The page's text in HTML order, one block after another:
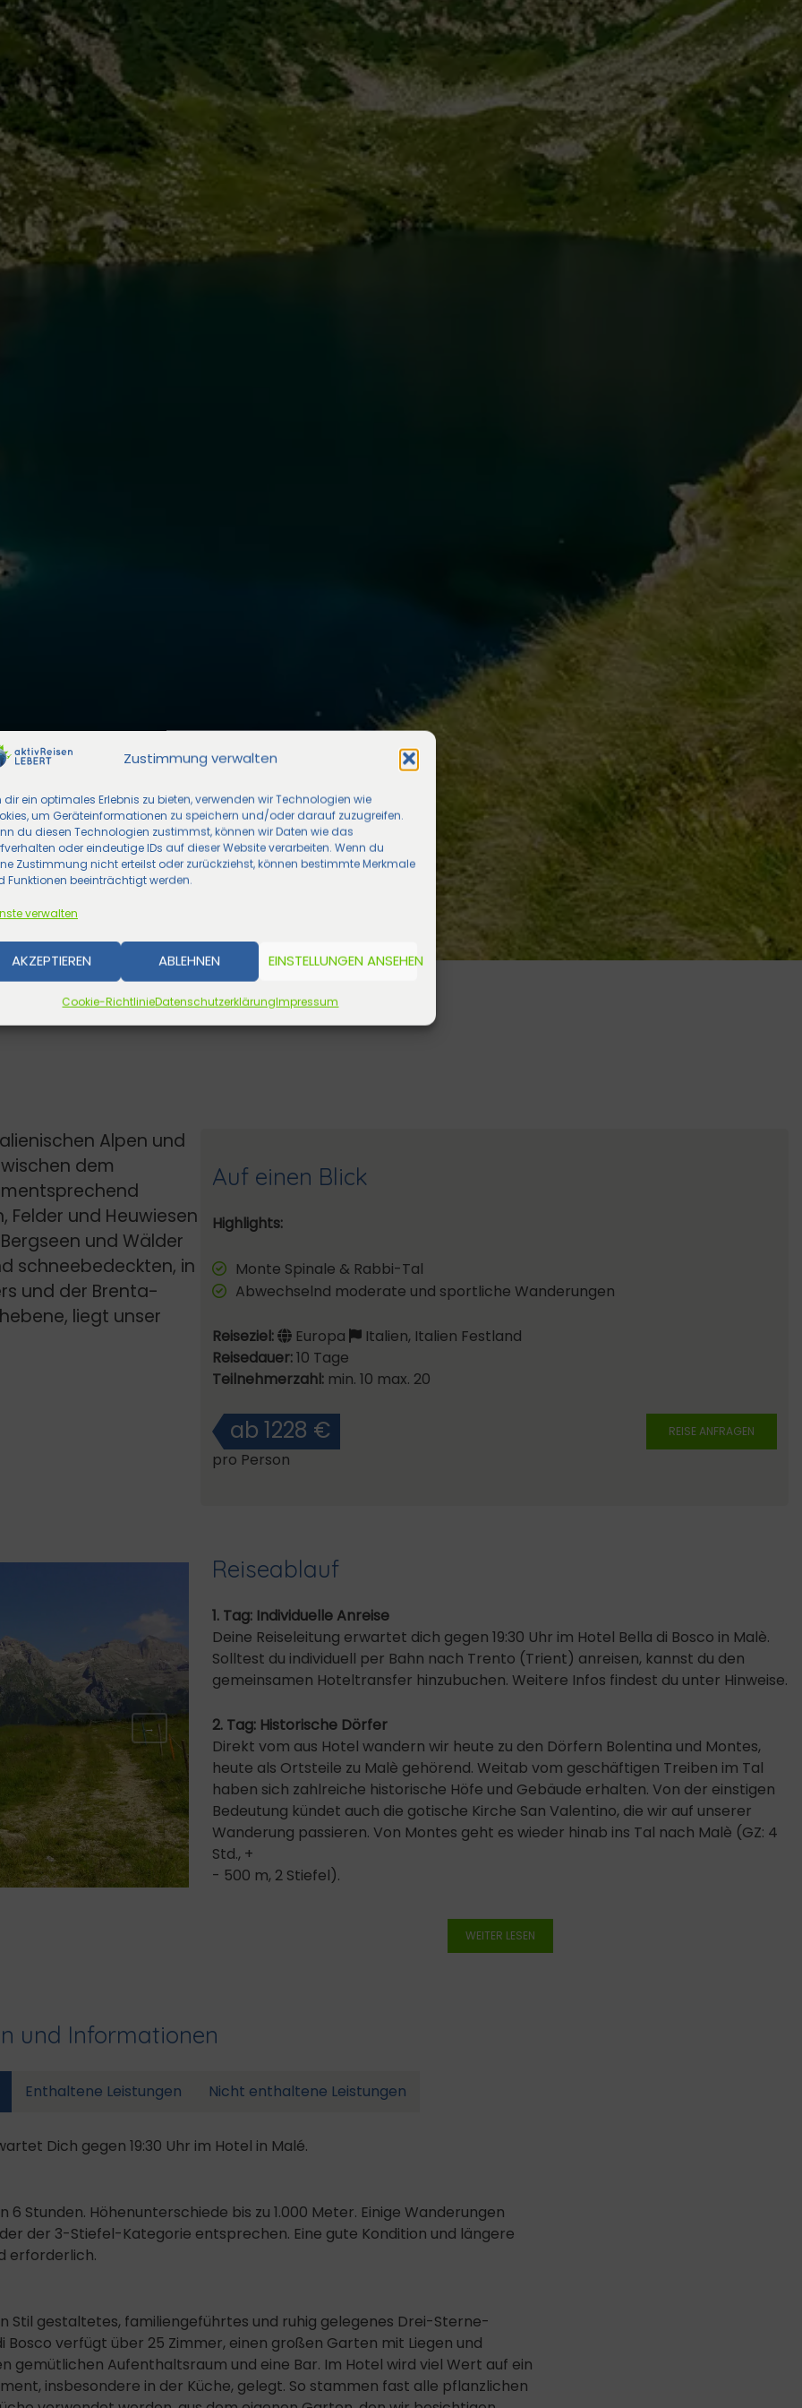
Zustimmung verwalten
dir ein optimales Erlebnis zu bieten, verwenden wir Technologien wie
um Geräteinformationen zu speichern und/oder darauf zuzugreifen.
du diesen Technologien zustimmst, können wir Daten wie das
oder eindeutige IDs auf dieser Website verarbeiten. Wenn du
Zustimmung nicht erteilst oder zurückziehst, können bestimmte Merkmale
Funktionen beeinträchtigt werden.
verwalten
AKZEPTIEREN ABLEHNEN EINSTELLUNGEN ANSEHEN
Cookie-RichtlinieDatenschutzerklärungImpressum
Alpen und
dem
und Heuwiesen
und Wälder
schneebedeckten, in
und der Brenta-
liegt unser
Auf einen Blick
Highlights:
Monte Spinale & Rabbi-Tal
Abwechselnd moderate und sportliche Wanderungen
Reiseziel: Europa
Italien, Italien Festland
Reisedauer:10 Tage
Teilnehmerzahl: min. 10 max. 20
REISE ANFRAGEN
ab 1228 €
pro Person
→
Reiseablauf
1. Tag: Individuelle Anreise
Deine Reiseleitung erwartet dich gegen 19:30 Uhr im Hotel Bella di Bosco in Malè.
Solltest du individuell per Bahn nach Trento (Trient) anreisen, kannst du den
gemeinsamen Hoteltransfer hinzubuchen. Weitere Infos findest du unter Hinweise.
2. Tag: Historische Dörfer
Direkt vom aus Hotel wandern wir heute zu den Dörfern Bolentina und Montes,
heute als Ortsteile zu Malè gehörend. Weitab vom geschäftigen Treiben im Tal
haben sich zahlreiche historische Höfe und Gebäude erhalten. Von der einstigen
Bedeutung kündet auch die gotische Kirche San Valentino, die wir auf unserer
Wanderung passieren. Von Montes geht es wieder hinab ins Tal nach Malè (GZ: 4
Std., +
- 500 m, 2 Stiefel).
WEITER LESEN
und Informationen
Enthaltene Leistungen Nicht enthaltene Leistungen
Dich gegen 19:30 Uhr im Hotel in Malé.
Stunden. Höhenunterschiede bis zu 1.000 Meter. Einige Wanderungen
der 3-Stiefel-Kategorie entsprechen. Eine gute Kondition und längere
erforderlich.
Stil gestaltetes, familiengeführtes und ruhig gelegenes Drei-Sterne-
Bosco verfügt über 25 Zimmer, einen großen Garten mit Liegen und
gemütlichen Aufenthaltsraum und eine Bar. Im Hotel wird viel Wert auf ein
insbesondere in der Küche, gelegt. So stammen fast alle pflanzlichen